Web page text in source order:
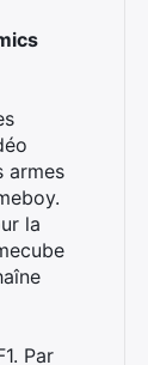
armes
la
Par